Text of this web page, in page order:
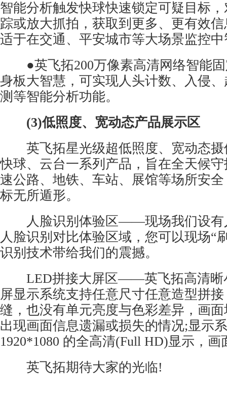
智能分析触发快球快速锁定可疑目标
踪或放大抓拍，获取到更多、更有效
适于在交通、平安城市等大场景监控
●英飞拓200万像素高清网络智能固
身板大智慧，可实现人头计数、入侵
测等智能分析功能。
(3)低照度、宽动态产品展示区
英飞拓星光级超低照度、 宽动态
快球、云台一系列产品，旨在全天候
速公路、地铁、车站、展馆等场所安
标无所遁形。
人脸识别体验区——现场我们设有
人脸识别对比体验区域，您可以现场“
识别技术带给我们的震撼。
LED拼接大屏区——英飞拓高清晰
屏显示系统支持任意尺寸任意造型拼
缝，也没有单元亮度与色彩差异，画
出现画面信息遗漏或损失的情况;显示
1920*1080 的全高清(Full HD)显示，画
英飞拓期待大家的光临!